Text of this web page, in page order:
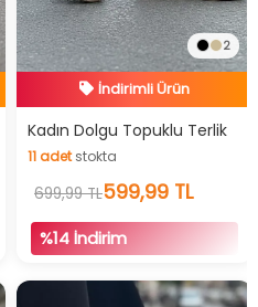
2
İndirimli Ürün
Hızlı Teslimat
İndirimli Ürün
Kadın Dolgu Topuklu Terlik
11adetstokta
11adetstokta
699,99 TL599,99 TL
%14 İndirim